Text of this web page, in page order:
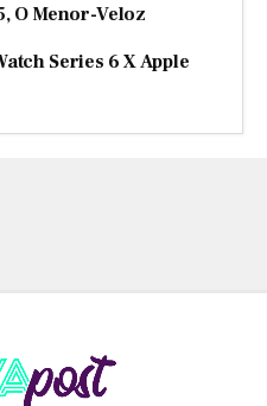
O Menor-Veloz
Series 6 X Apple